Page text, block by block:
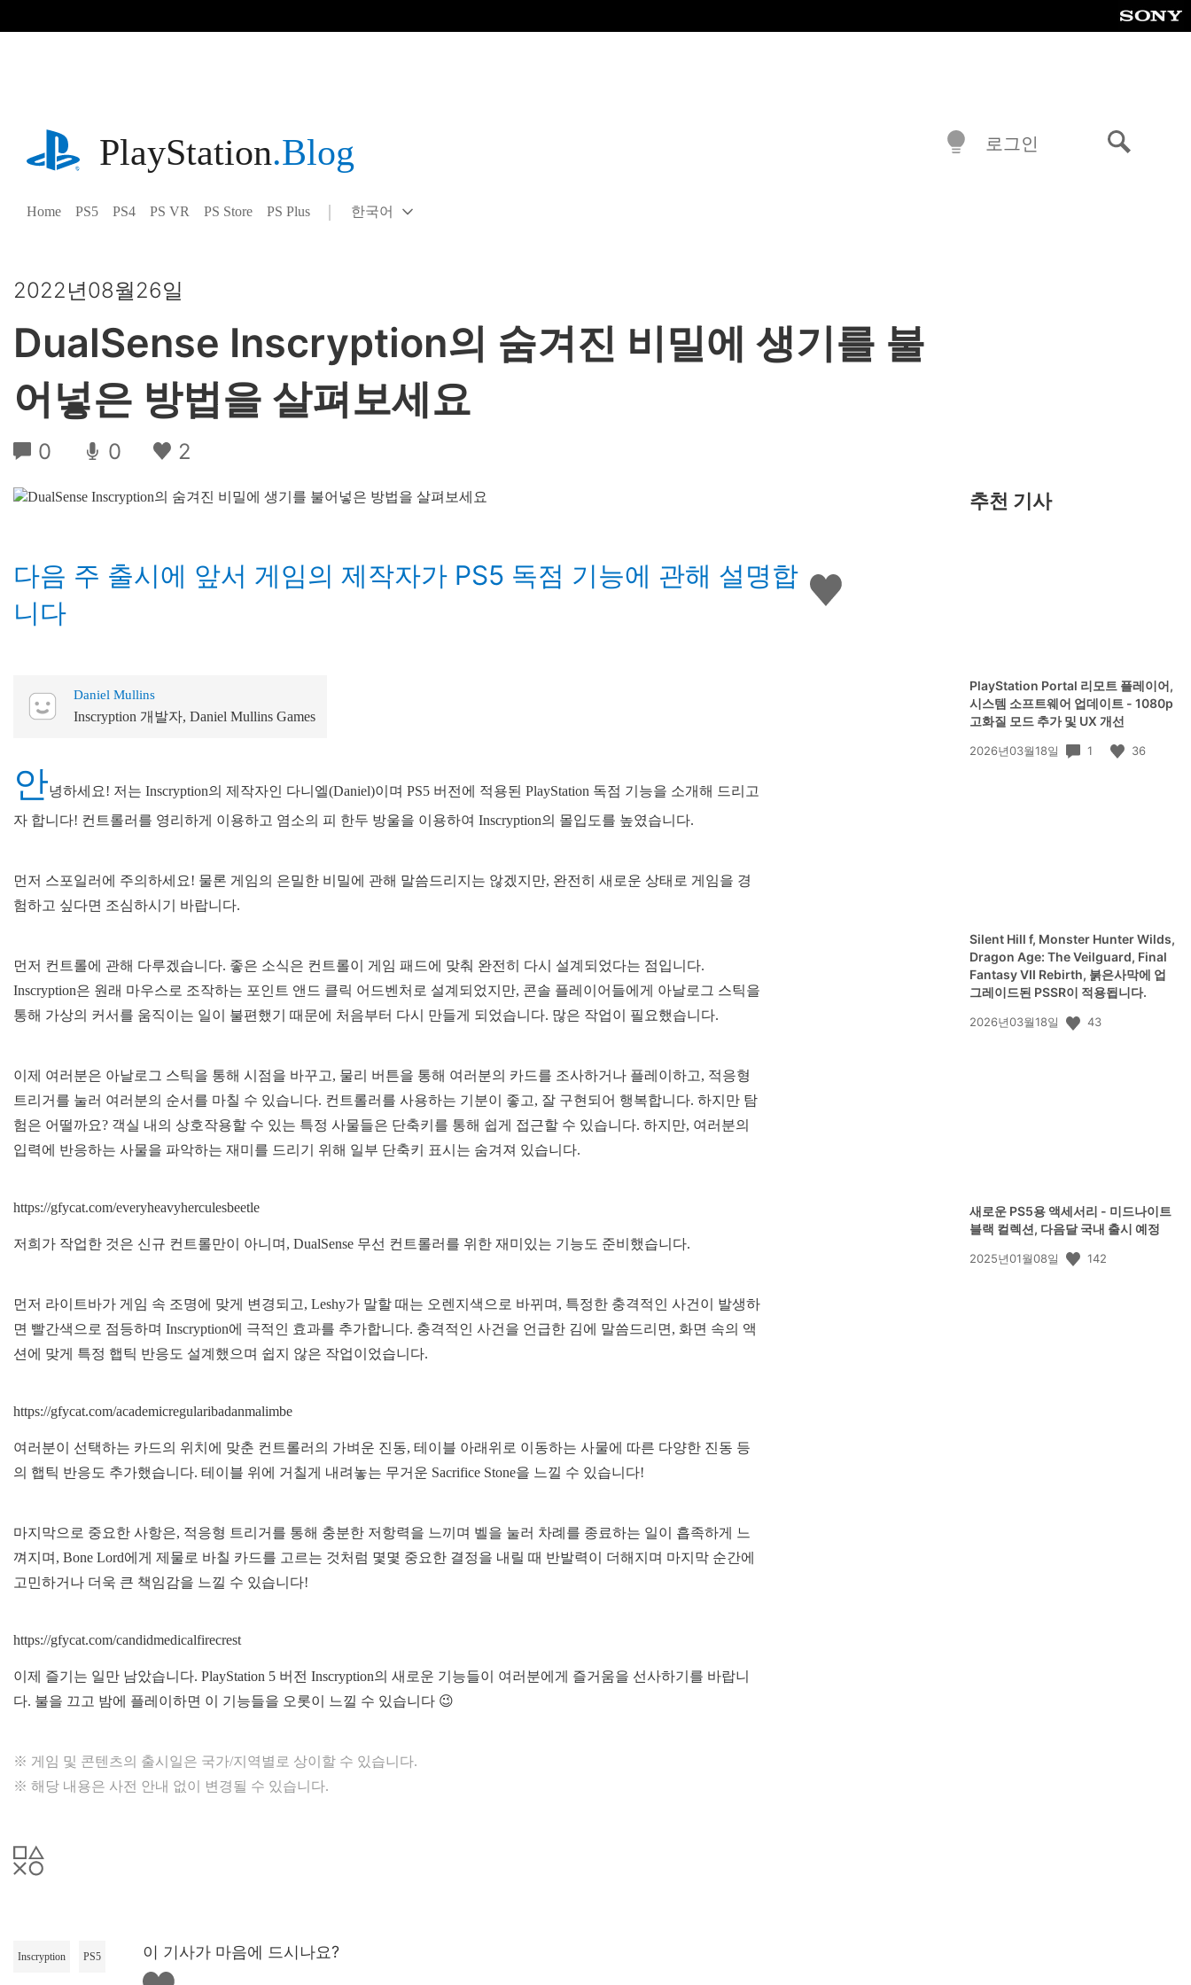
playstation.com
PlayStation.Blog
Home PS5 PS4 PS VR PS Store PS Plus
Select
Current
한국어
로그인
2022년08월26일
DualSense Inscryption의 숨겨진 비밀에 생기를 불
어넣은 방법을 살펴보세요
0 0 2
좋
아
다음 주 출시에 앞서 게임의 제작자가 PS5 독점 기능에 관해 설명합
니다
Daniel Mullins
Inscryption 개발자, Daniel Mullins Games
안녕하세요! 저는 Inscryption의 제작자인 다니엘(Daniel)이며 PS5 버전에 적용된 PlayStation 독점 기능을 소개해 드리고
자 합니다! 컨트롤러를 영리하게 이용하고 염소의 피 한두 방울을 이용하여 Inscryption의 몰입도를 높였습니다.
먼저 스포일러에 주의하세요! 물론 게임의 은밀한 비밀에 관해 말씀드리지는 않겠지만, 완전히 새로운 상태로 게임을 경
험하고 싶다면 조심하시기 바랍니다.
먼저 컨트롤에 관해 다루겠습니다. 좋은 소식은 컨트롤이 게임 패드에 맞춰 완전히 다시 설계되었다는 점입니다.
Inscryption은 원래 마우스로 조작하는 포인트 앤드 클릭 어드벤처로 설계되었지만, 콘솔 플레이어들에게 아날로그 스틱을
통해 가상의 커서를 움직이는 일이 불편했기 때문에 처음부터 다시 만들게 되었습니다. 많은 작업이 필요했습니다.
이제 여러분은 아날로그 스틱을 통해 시점을 바꾸고, 물리 버튼을 통해 여러분의 카드를 조사하거나 플레이하고, 적응형
트리거를 눌러 여러분의 순서를 마칠 수 있습니다. 컨트롤러를 사용하는 기분이 좋고, 잘 구현되어 행복합니다. 하지만 탐
험은 어떨까요? 객실 내의 상호작용할 수 있는 특정 사물들은 단축키를 통해 쉽게 접근할 수 있습니다. 하지만, 여러분의
입력에 반응하는 사물을 파악하는 재미를 드리기 위해 일부 단축키 표시는 숨겨져 있습니다.
https://gfycat.com/everyheavyherculesbeetle
저희가 작업한 것은 신규 컨트롤만이 아니며, DualSense 무선 컨트롤러를 위한 재미있는 기능도 준비했습니다.
먼저 라이트바가 게임 속 조명에 맞게 변경되고, Leshy가 말할 때는 오렌지색으로 바뀌며, 특정한 충격적인 사건이 발생하
면 빨간색으로 점등하며 Inscryption에 극적인 효과를 추가합니다. 충격적인 사건을 언급한 김에 말씀드리면, 화면 속의 액
션에 맞게 특정 햅틱 반응도 설계했으며 쉽지 않은 작업이었습니다.
https://gfycat.com/academicregularibadanmalimbe
여러분이 선택하는 카드의 위치에 맞춘 컨트롤러의 가벼운 진동, 테이블 아래위로 이동하는 사물에 따른 다양한 진동 등
의 햅틱 반응도 추가했습니다. 테이블 위에 거칠게 내려놓는 무거운 Sacrifice Stone을 느낄 수 있습니다!
마지막으로 중요한 사항은, 적응형 트리거를 통해 충분한 저항력을 느끼며 벨을 눌러 차례를 종료하는 일이 흡족하게 느
껴지며, Bone Lord에게 제물로 바칠 카드를 고르는 것처럼 몇몇 중요한 결정을 내릴 때 반발력이 더해지며 마지막 순간에
고민하거나 더욱 큰 책임감을 느낄 수 있습니다!
https://gfycat.com/candidmedicalfirecrest
이제 즐기는 일만 남았습니다. PlayStation 5 버전 Inscryption의 새로운 기능들이 여러분에게 즐거움을 선사하기를 바랍니
다. 불을 끄고 밤에 플레이하면 이 기능들을 오롯이 느낄 수 있습니다 😉
※ 게임 및 콘텐츠의 출시일은 국가/지역별로 상이할 수 있습니다.
※ 해당 내용은 사전 안내 없이 변경될 수 있습니다.
Inscryption PS5
이 기사가 마음에 드시나요?
좋
추천 기사
PlayStation Portal 리모트 플레이어,
시스템 소프트웨어 업데이트 - 1080p
고화질 모드 추가 및 UX 개선
공
2026년03월18일 1 36
Silent Hill f, Monster Hunter Wilds,
Dragon Age: The Veilguard, Final
Fantasy VII Rebirth, 붉은사막에 업
그레이드된 PSSR이 적용됩니다.
공
2026년03월18일 43
새로운 PS5용 액세서리 - 미드나이트
블랙 컬렉션, 다음달 국내 출시 예정
공
2025년01월08일 142